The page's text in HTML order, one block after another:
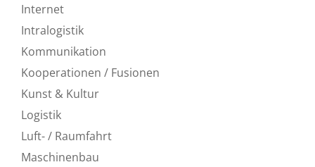
Internet
Intralogistik
Kommunikation
Kooperationen / Fusionen
Kunst & Kultur
Logistik
Luft- / Raumfahrt
Maschinenbau